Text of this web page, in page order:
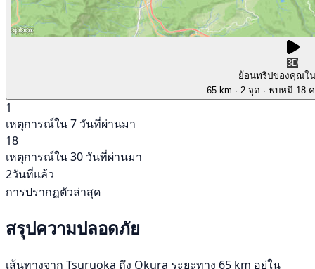
3D
ย้อนทริปของคุณใ
65 km · 2 จุด · พบหมี 18
1
เหตุการณ์ใน 7 วันที่ผ่านมา
18
เหตุการณ์ใน 30 วันที่ผ่านมา
2วันที่แล้ว
การปรากฏตัวล่าสุด
สรุปความปลอดภัย
เส้นทางจาก Tsuruoka ถึง Okura ระยะทาง 65 km อยู่ใน